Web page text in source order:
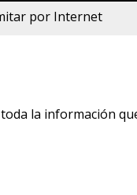
por Internet
la información